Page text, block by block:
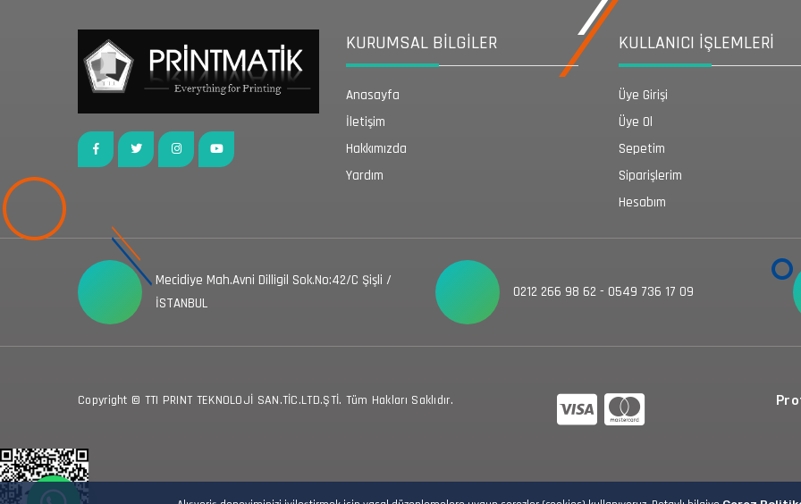
KURUMSAL BİLGİLER
Anasayfa
İletişim
Hakkımızda
Yardım
KULLANICI İŞLEMLERİ
Üye Girişi
Üye Ol
Sepetim
Siparişlerim
Hesabım
Mecidiye Mah.Avni Dilligil Sok.No:42/C Şişli /
İSTANBUL
0212 266 98 62 - 0549 736 17 09
Copyright © TTI PRINT TEKNOLOJİ SAN.TİC.LTD.ŞTİ. Tüm Hakları Saklıdır.